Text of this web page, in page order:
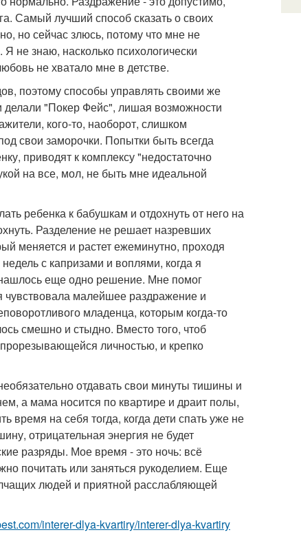
Самый лучший способ сказать о своих
но сейчас злюсь, потому что мне не
не знаю, насколько психологически
не хватало мне в детстве.
поэтому способы управлять своими же
делали "Покер Фейс", лишая возможности
кого-то, наоборот, слишком
свои заморочки. Попытки быть всегда
приводят к комплексу "недостаточно
на все, мол, не быть мне идеальной
ребенка к бабушкам и отдохнуть от него на
Разделение не решает назревших
меняется и растет ежеминутно, проходя
с капризами и воплями, когда я
нашлось еще одно решение. Мне помог
чувствовала малейшее раздражение и
младенца, которым когда-то
смешно и стыдно. Вместо того, чтоб
прорезывающейся личностью, и крепко
отдавать свои минуты тишины и
а мама носится по квартире и драит полы,
время на себя тогда, когда дети спать уже не
отрицательная энергия не будет
разряды. Мое время - это ночь: всё
почитать или заняться рукоделием. Еще
людей и приятной расслабляющей
interer-dlya-kvartiry/interer-dlya-kvartiry